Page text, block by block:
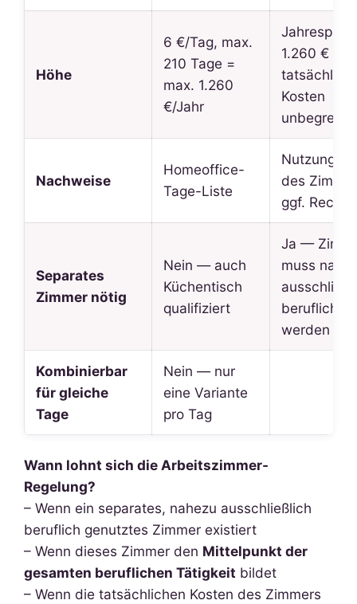
Höhe
6 €/Tag, max.
210 Tage =
max. 1.260
€/Jahr
1.260 €
Kosten
unbegrenzt
Nachweise
Homeoffice-
Tage-Liste
des
ggf.
Separates
Zimmer nötig
Nein — auch
Küchentisch
qualifiziert
Ja —
muss
beruflich
werden
Kombinierbar
für gleiche
Tage
Nein — nur
eine Variante
pro Tag
Wann lohnt sich die Arbeitszimmer-
Regelung?
– Wenn ein separates, nahezu ausschließlich
beruflich genutztes Zimmer existiert
– Wenn dieses Zimmer den Mittelpunkt der
gesamten beruflichen Tätigkeit bildet
– Wenn die tatsächlichen Kosten des Zimmers